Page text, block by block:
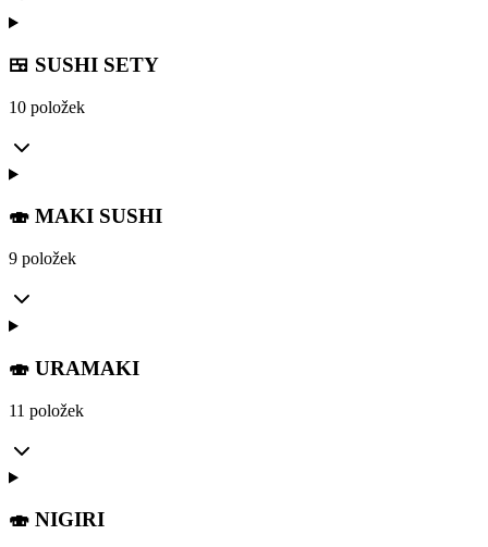
🍱 SUSHI SETY
10 položek
🍣 MAKI SUSHI
9 položek
🍣 URAMAKI
11 položek
🍣 NIGIRI